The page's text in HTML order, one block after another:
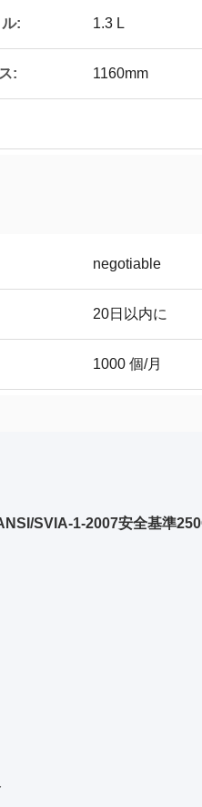
: 1.3 L
: 1160mm
negotiable
20日以内に
1000 個/月
SVIA-1-2007安全基準